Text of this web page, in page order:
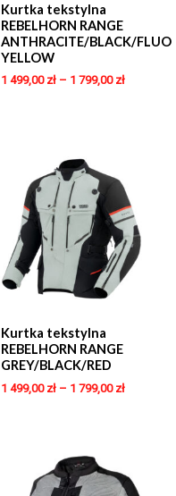
Kurtka tekstylna
REBELHORN RANGE
ANTHRACITE/BLACK/FLUO
YELLOW
1 499,00 zł– 1 799,00 zł
Kurtka tekstylna
REBELHORN RANGE
GREY/BLACK/RED
1 499,00 zł– 1 799,00 zł